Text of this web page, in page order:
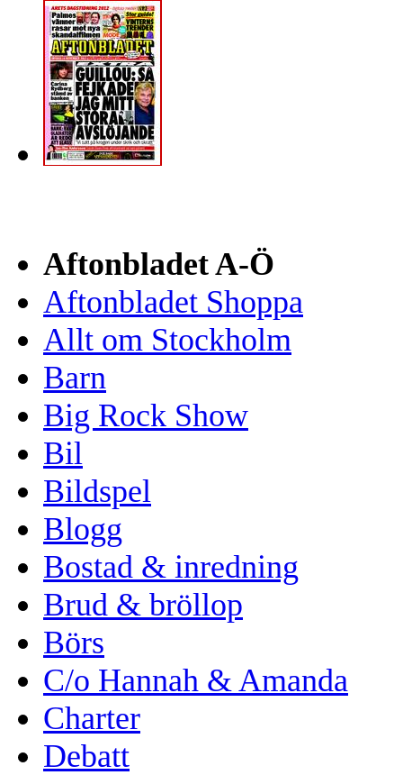
Aftonbladet A-Ö
Aftonbladet Shoppa
Allt om Stockholm
Barn
Big Rock Show
Bil
Bildspel
Blogg
Bostad & inredning
Brud & bröllop
Börs
C/o Hannah & Amanda
Charter
Debatt